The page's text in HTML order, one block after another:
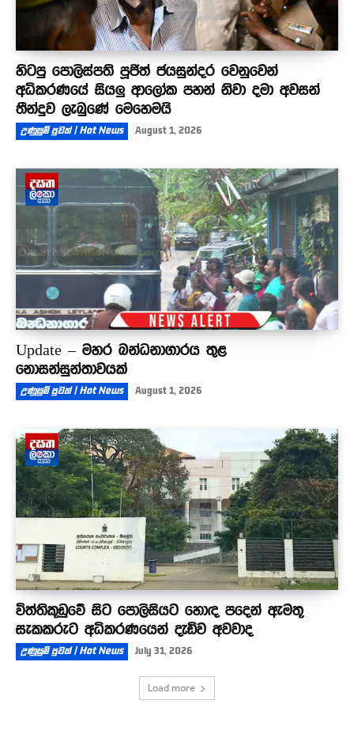
හිටපු පොලිස්පති පූජිත් ජයසුන්දර වෙනුවෙන්
අධිකරණයේ සියලු ආලෝක පහන් නිවා දමා අවසන්
තීන්දුව ලැබුණේ මෙහෙමයි
උණුසුම් පුවත් | Hot News August 1, 2026
Update – මහර බන්ධනාගාරය තුළ
නොසන්සුන්තාවයක්
උණුසුම් පුවත් | Hot News August 1, 2026
විත්තිකූඩුවේ සිට පොලිසියට හොඳ පදෙන් ඇමතූ
සැකකරුට අධිකරණයෙන් දැඩිව අවවාද
උණුසුම් පුවත් | Hot News July 31, 2026
Load more